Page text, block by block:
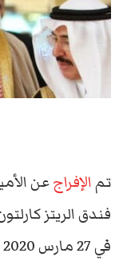
تمالإفراجعن
فندق الريتز